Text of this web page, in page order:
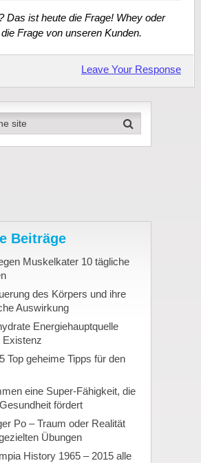
Das ist heute die Frage! Whey oder
Frage von unseren Kunden.
Leave Your Response
Beiträge
Muskelkater 10 tägliche
des Körpers und ihre
Auswirkung
Energiehauptquelle
Existenz
Top geheime Tipps für den
eine Super-Fähigkeit, die
fördert
Po – Traum oder Realität
Übungen
History 1965 – 2015 alle